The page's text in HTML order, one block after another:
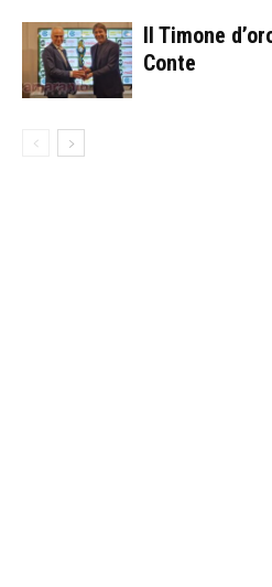
Il Timone
Conte